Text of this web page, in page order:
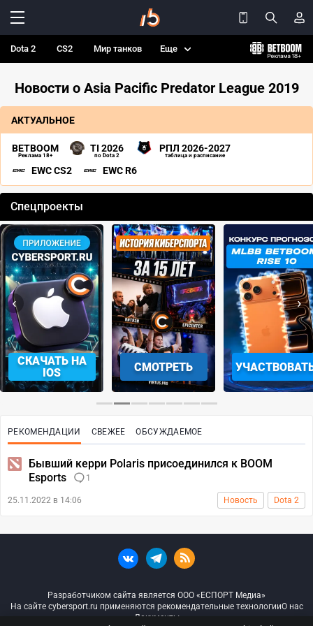
Dota 2 CS2 Мир танков Еще
Новости о Asia Pacific Predator League 2019
АКТУАЛЬНОЕ
BETBOOM
Реклама 18+
TI 2026
по Dota 2
РПЛ 2026-2027
таблица и расписание
EWC CS2 EWC R6
Спецпроекты
СКАЧАТЬ НА
IOS
СМОТРЕТЬ
‹ ›
РЕКОМЕНДАЦИИ СВЕЖЕЕ ОБСУЖДАЕМОЕ
Бывший керри Polaris присоединился к BOOM
Esports
1
25.11.2022 в 14:06 Новость Dota 2
Разработчиком сайта является ООО «ЕСПОРТ Медиа»
На сайте cybersport.ru применяются рекомендательные технологииО нас
Документы